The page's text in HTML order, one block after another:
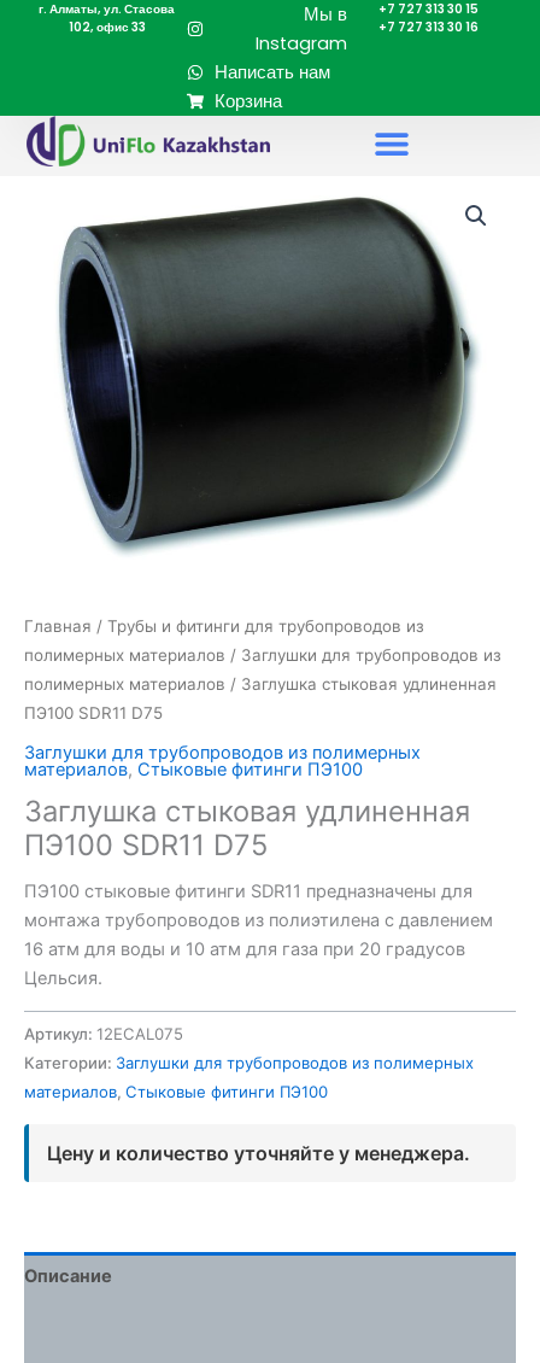
Перейтиг. Алматы, ул. Стасова
102, офис 33
Мы в
Instagram
Написать нам
Корзина
+7 727 313 30 15
+7 727 313 30 16
Главная / Трубы и фитинги для трубопроводов из
полимерных материалов / Заглушки для трубопроводов из
полимерных материалов / Заглушка стыковая удлиненная
ПЭ100 SDR11 D75
Заглушки для трубопроводов из полимерных
материалов, Стыковые фитинги ПЭ100
Заглушка стыковая удлиненная
ПЭ100 SDR11 D75
ПЭ100 стыковые фитинги SDR11 предназначены для
монтажа трубопроводов из полиэтилена с давлением
16 атм для воды и 10 атм для газа при 20 градусов
Цельсия.
Артикул: 12ECAL075
Категории: Заглушки для трубопроводов из полимерных
материалов, Стыковые фитинги ПЭ100
Цену и количество уточняйте у менеджера.
Описание